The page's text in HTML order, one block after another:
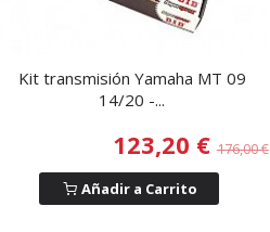
Kit transmisión Yamaha MT 09
14/20 -...
123,20 €176,00 €
Añadir a Carrito